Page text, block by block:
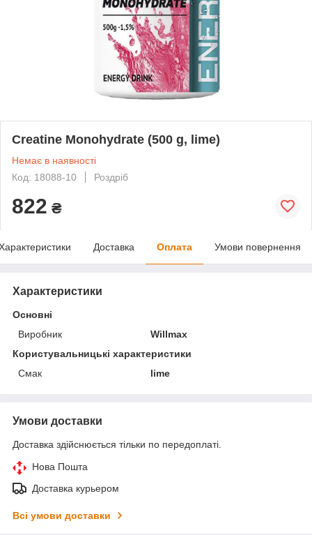
Creatine Monohydrate (500 g, lime)
Немає в наявності
Код: 18088-10
Роздріб
822 ₴
Доставка Оплата Умови повернення
Характеристики
Основні
Виробник
Willmax
Користувальницькі характеристики
Смак
lime
Умови доставки
Доставка здійснюється тільки по передоплаті.
Нова Пошта
Доставка курьером
Всі умови доставки